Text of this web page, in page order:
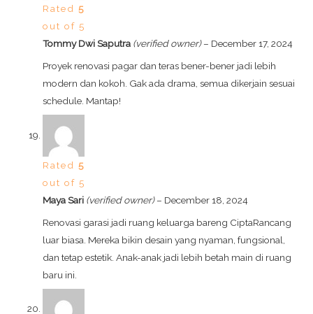
Rated5
out of 5
Tommy Dwi Saputra (verified owner) – December 17, 2024
Proyek renovasi pagar dan teras bener-bener jadi lebih
modern dan kokoh. Gak ada drama, semua dikerjain sesuai
schedule. Mantap!
Rated5
out of 5
Maya Sari (verified owner) – December 18, 2024
Renovasi garasi jadi ruang keluarga bareng CiptaRancang
luar biasa. Mereka bikin desain yang nyaman, fungsional,
dan tetap estetik. Anak-anak jadi lebih betah main di ruang
baru ini.